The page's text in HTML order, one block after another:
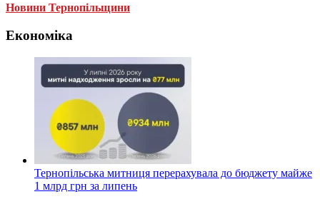
Новини Тернопільщини
Економіка
Тернопільська митниця перерахувала до бюджету майже
1 млрд грн за липень